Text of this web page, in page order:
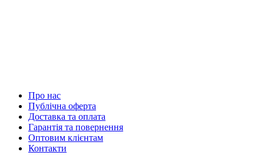
Про нас
Публічна оферта
Доставка та оплата
Гарантія та повернення
Оптовим клієнтам
Контакти